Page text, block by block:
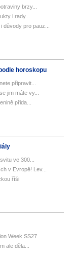
brzy...
i rady...
pro pauz...
horoskopu
připravit...
jim máte vy...
přida...
ve 300...
v Evropě! Lev...
říši
Week SS27
ale děla...